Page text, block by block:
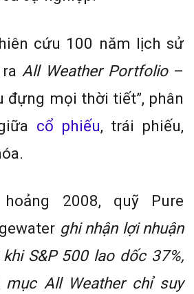
cứu 100 năm lịch sử
raAll Weather Portfolio–
đựng mọi thời tiết”, phân
cổ phiếu, trái phiếu,
2008, quỹ Pure
ghi nhận lợi nhuận
S&P 500 lao dốc 37%,
mục All Weather chỉ suy